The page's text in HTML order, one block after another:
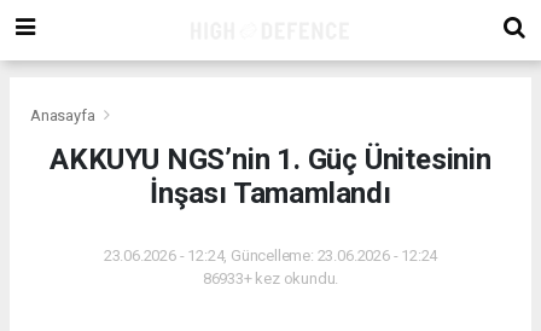
Anasayfa
AKKUYU NGS’nin 1. Güç Ünitesinin
İnşası Tamamlandı
23.06.2026 - 12:24, Güncelleme: 23.06.2026 - 12:24
86933+ kez okundu.